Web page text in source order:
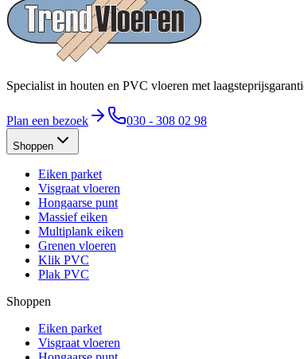
Specialist in houten en PVC vloeren met
Plan een bezoek 030 - 308 02 98
Shoppen
Eiken parket
Visgraat vloeren
Hongaarse punt
Massief eiken
Multiplank eiken
Grenen vloeren
Klik PVC
Plak PVC
Shoppen
Eiken parket
Visgraat vloeren